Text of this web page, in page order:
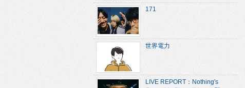
171
世界電力
LIVE REPORT：Nothing's